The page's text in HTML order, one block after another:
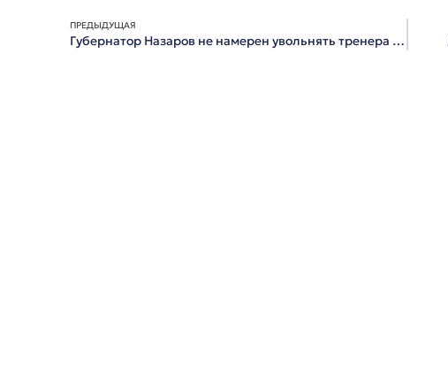
ПРЕДЫДУЩАЯ
Губернатор Назаров не намерен увольнять тренера «Авангарда» за серию из пяти проигрышей